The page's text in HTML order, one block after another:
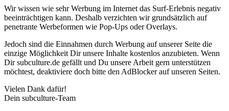
Wir wissen wie sehr Werbung im Internet das Surf-Erlebnis negativ
beeinträchtigen kann. Deshalb verzichten wir grundsätzlich auf
penetrante Werbeformen wie Pop-Ups oder Overlays.
Jedoch sind die Einnahmen durch Werbung auf unserer Seite die
einzige Möglichkeit Dir unsere Inhalte kostenlos anzubieten. Wenn
Dir subculture.de gefällt und Du unsere Arbeit gern unterstützen
möchtest, deaktiviere doch bitte den AdBlocker auf unseren Seiten.
Vielen Dank dafür!
Dein subculture-Team